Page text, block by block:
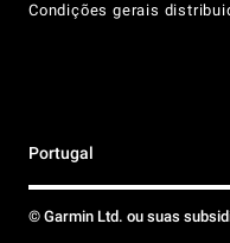
Condições gerais
Portugal
© Garmin Ltd. ou suas